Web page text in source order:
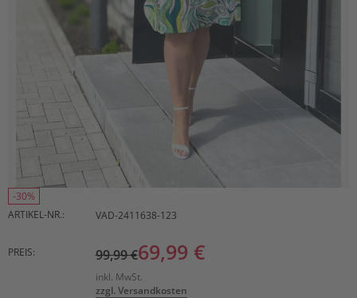
-30%
ARTIKEL-NR.:
VAD-2411638-123
PREIS: 99,99 €69,99 €
inkl. MwSt.
zzgl. Versandkosten